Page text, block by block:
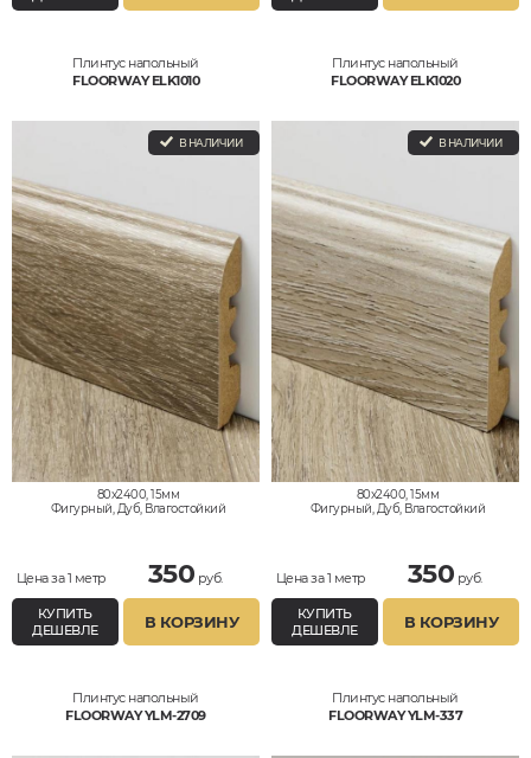
Плинтус напольный
FLOORWAY ELK1010
В НАЛИЧИИ
80x2400, 15мм
Фигурный, Дуб, Влагостойкий
Цена за 1 метр 350 руб.
КУПИТЬ
ДЕШЕВЛЕ
В КОРЗИНУ
Плинтус напольный
FLOORWAY ELK1020
В НАЛИЧИИ
80x2400, 15мм
Фигурный, Дуб, Влагостойкий
Цена за 1 метр 350 руб.
КУПИТЬ
ДЕШЕВЛЕ
В КОРЗИНУ
Плинтус напольный
FLOORWAY YLM-2709
Плинтус напольный
FLOORWAY YLM-337